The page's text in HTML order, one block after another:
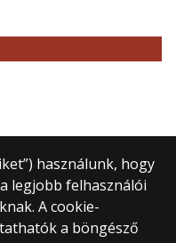
használunk, hogy
legjobb felhasználói
A cookie-
a böngésző
tér 1–3.